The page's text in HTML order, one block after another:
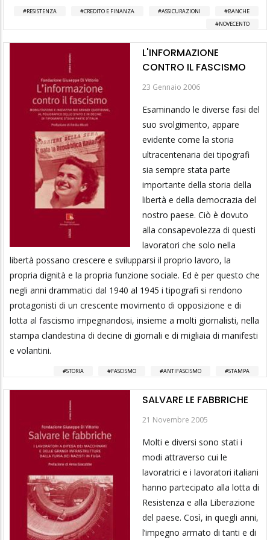
RESISTENZA CREDITO E FINANZA ASSICURAZIONI
BANCHE
NOVECENTO
L'INFORMAZIONE
CONTRO IL FASCISMO
23 Gennaio 2006
Esaminando le diverse fasi del
suo svolgimento, appare
evidente come la storia
ultracentenaria dei tipografi
sia sempre stata parte
importante della storia della
libertà e della democrazia del
nostro paese. Ciò è dovuto
alla consapevolezza di questi
lavoratori che solo nella
libertà possano crescere e svilupparsi il proprio lavoro, la
propria dignità e la propria funzione sociale. Ed è per questo che
negli anni drammatici dal 1940 al 1945 i tipografi si rendono
protagonisti di un crescente movimento di opposizione e di
lotta al fascismo impegnandosi, insieme a molti giornalisti, nella
stampa clandestina di decine di giornali e di migliaia di manifesti
e volantini.
STORIA FASCISMO ANTIFASCISMO STAMPA
SALVARE LE FABBRICHE
21 Novembre 2005
Molti e diversi sono stati i
modi attraverso cui le
lavoratrici e i lavoratori italiani
hanno partecipato alla lotta di
Resistenza e alla Liberazione
del paese. Così, in quegli anni,
l’impegno armato di tanti e di